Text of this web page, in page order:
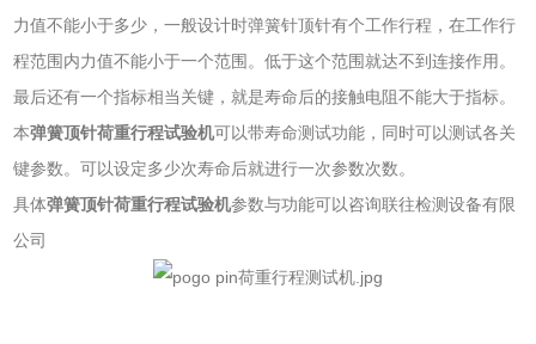
力值不能小于多少，一般设计时弹簧针顶针有个工作行程，在工作行
程范围内力值不能小于一个范围。低于这个范围就达不到连接作用。
最后还有一个指标相当关键，就是寿命后的接触电阻不能大于指标。
本弹簧顶针荷重行程试验机可以带寿命测试功能，同时可以测试各关
键参数。可以设定多少次寿命后就进行一次参数次数。
具体弹簧顶针荷重行程试验机参数与功能可以咨询联往检测设备有限
公司